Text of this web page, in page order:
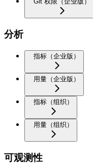
分析
指标（企业版）
用量（企业版）
指标（组织）
用量（组织）
可观测性